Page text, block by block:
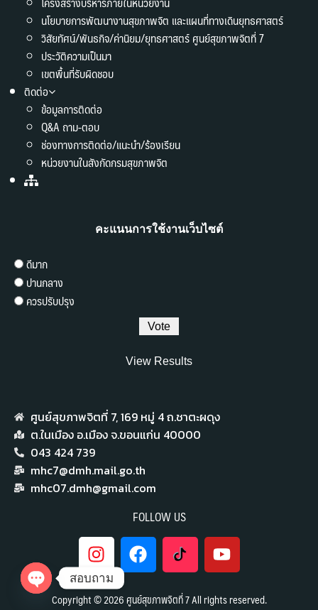
นโยบายการพัฒนางานสุขภาพจิต และแผนที่ทางเดินยุทธศาสตร์
วิสัยทัศน์/พันธกิจ/ค่านิยม/ยุทธศาสตร์ ศูนย์สุขภาพจิตที่ 7
ประวัติความเป็นมา
เขตพื้นที่รับผิดชอบ
ติดต่อ
ข้อมูลการติดต่อ
Q&A ถาม-ตอบ
ช่องทางการติดต่อ/แนะนำ/ร้องเรียน
หน่วยงานในสังกัดกรมสุขภาพจิต
คะแนนการใช้งานเว็บไซต์
ดีมาก
ปานกลาง
ควรปรับปรุง
View Results
ศูนย์สุขภาพจิตที่ 7,​ 169 หมู่ 4 ถ.ชาตะผดุง
ต.ในเมือง อ.เมือง จ.ขอนแก่น 40000
043 424 739
mhc7@dmh.mail.go.th
mhc07.dmh@gmail.com
FOLLOW US
Copyright © 2026 ศูนย์สุขภาพจิตที่ 7 All rights reserved.
สอบถาม
Open chaty